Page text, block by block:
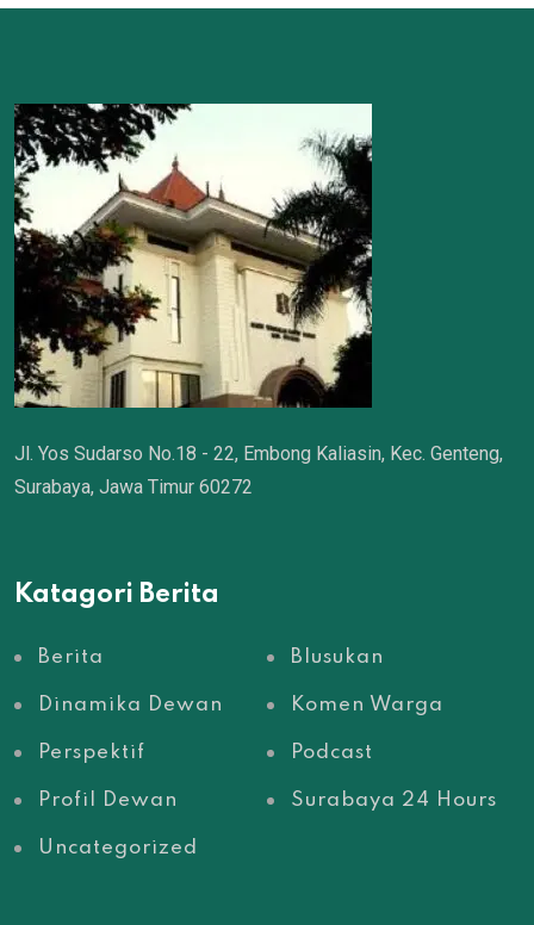
Jl. Yos Sudarso No.18 - 22, Embong Kaliasin, Kec. Genteng,
Surabaya, Jawa Timur 60272
Katagori Berita
Berita Blusukan
Dinamika Dewan Komen Warga
Perspektif Podcast
Profil Dewan Surabaya 24 Hours
Uncategorized